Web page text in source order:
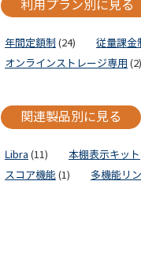
利用プラン別に見る
年間定額制 (24)
従量課金
オンラインストレージ専用 (2)
関連製品別に見る
Libra (11) 本棚表示キット
スコア機能 (1) 多機能リ